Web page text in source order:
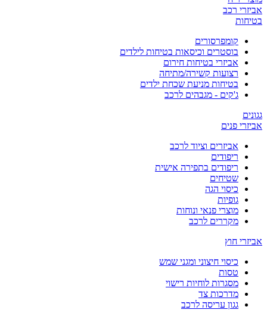
אביזרי רכב
בטיחות
קומפרסורים
בוסטרים וכיסאות בטיחות לילדים
אביזרי בטיחות חירום
רצועות קשירה/מתיחה
בטיחות מניעת שכחת ילדים
ג'קים - מגבהים לרכב
גגונים
אביזרי פנים
אביזרים וציוד לרכב
ריפודים
ריפודים בתפירה אישית
שטיחים
כיסוי הגה
גופיות
מוצרי פנאי ונוחות
מקררים לרכב
אביזרי חוץ
כיסוי חיצוני ומגני שמש
טסות
מסגרות לוחיות רישוי
מדרכות צד
גגון עריסה לרכב